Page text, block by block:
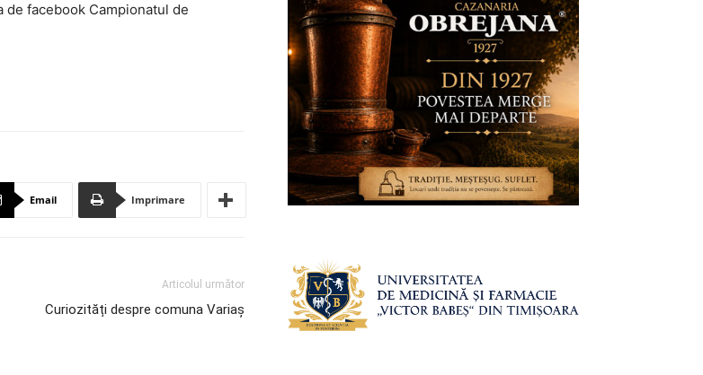
facebook Campionatul de
Email Imprimare
Articolul următor
Curiozități despre comuna Variaș